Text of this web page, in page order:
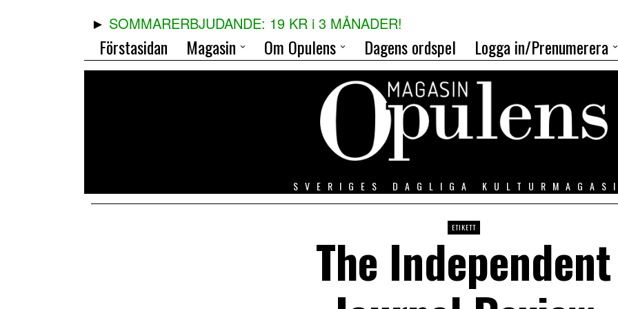
SOMMARERBJUDANDE: 19 KR i 3 MÅNADER!
Förstasidan Magasin Om Opulens Dagens ordspel Logga in/Prenumerera
SVERIGES DAGLIGA
ETIKETT
The Independent